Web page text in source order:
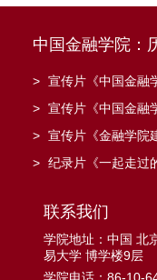
中国金融学院：
> 宣传片《中国金融
> 宣传片《中国金融
> 宣传片《金融学院
> 纪录片《一起走过
联系我们
学院地址：中国 北
易大学 博学楼9层
学院电话：86-10-